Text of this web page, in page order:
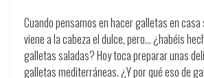
Cuando pensamos en hacer galletas en
viene a la cabeza el dulce, pero… ¿habéis
galletas saladas? Hoy toca preparar unas
galletas mediterráneas. ¿Y por qué eso de